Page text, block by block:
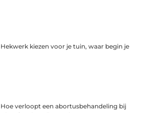
Hekwerk kiezen voor je tuin, waar begin je
Hoe verloopt een abortusbehandeling bij